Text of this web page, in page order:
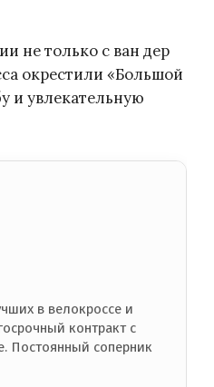
не только с ван дер
окрестили «Большой
и увлекательную
в велокроссе и
контракт с
Постоянный соперник